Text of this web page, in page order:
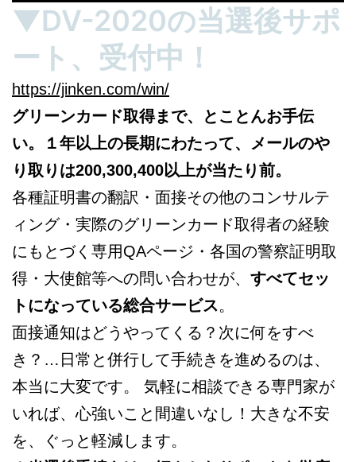
▼DV-2020の当選後サポ
ート、受付中！
https://jinken.com/win/
グリーンカード取得まで、とことんお手伝
い。１年以上の長期にわたって、メールのや
り取りは200,300,400以上が当たり前。
各種証明書の翻訳・面接その他のコンサルテ
ィング・実際のグリーンカード取得者の経験
にもとづく専用QAページ・各国の警察証明取
得・大使館等への問い合わせが、 すべてセッ
トになっている総合サービス。
面接通知はどうやってくる？次に何をすべ
き？…日常と併行して手続きを進めるのは、
本当に大変です。 気軽に相談できる専門家が
いれば、心強いこと間違いなし！大きな不安
を、ぐっと軽減します。